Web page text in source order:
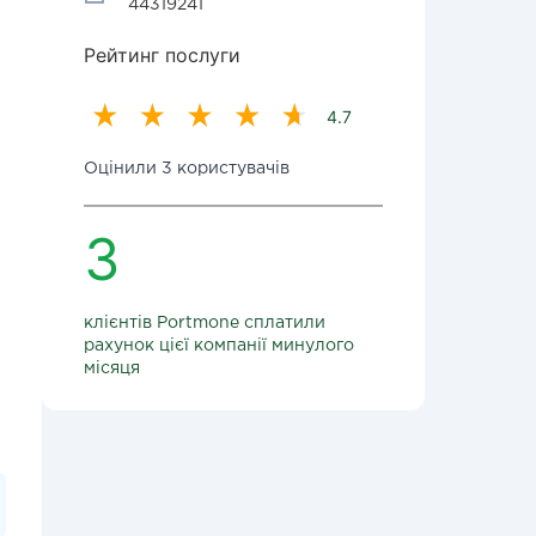
44319241
Рейтинг послуги
4.7
Оцінили 3 користувачів
3
клієнтів Portmone сплатили
рахунок цієї компанії минулого
місяця